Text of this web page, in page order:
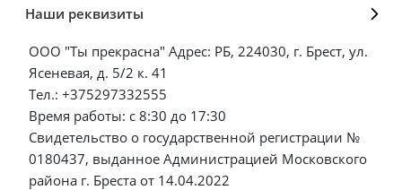
Наши реквизиты
ООО "Ты прекрасна" Адрес: РБ, 224030, г. Брест, ул.
Ясеневая, д. 5/2 к. 41
Тел.: +375297332555
Время работы: с 8:30 до 17:30
Свидетельство о государственной регистрации №
0180437, выданное Администрацией Московского
района г. Бреста от 14.04.2022